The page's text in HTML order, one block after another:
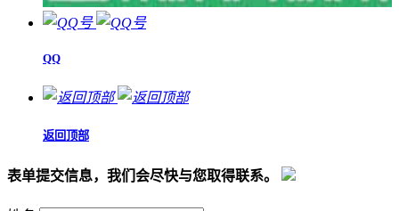
QQ
返回顶部
表单提交信息，我们会尽快与您取得联系。